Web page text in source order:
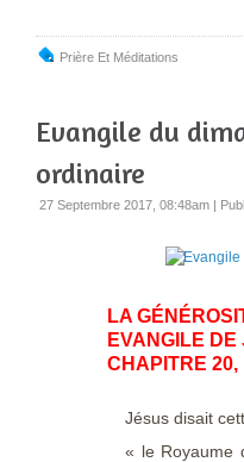
Prière Et Méditations
Evangile du
ordinaire
27 Septembre 2017, 08:48am |
LA
EVANGILE
CHAPITRE 20,
Jésus disait
« le Royaume